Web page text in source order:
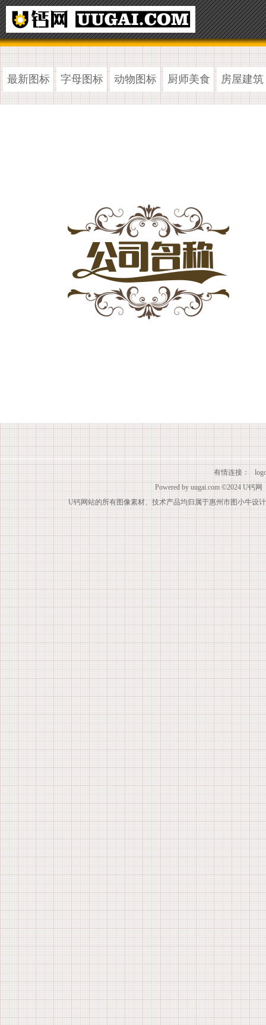
最新图标 字母图标 动物图标 厨师美食 房屋建筑
有情连接：
Powered by uugai.com ©2024 U钙网
U钙网站的所有图像素材、技术产品均归属于惠州市图小牛设